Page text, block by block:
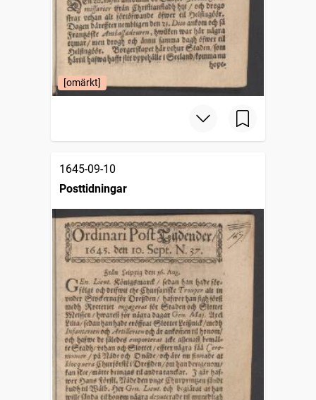
[omärkt]
1645-09-10
Posttidningar